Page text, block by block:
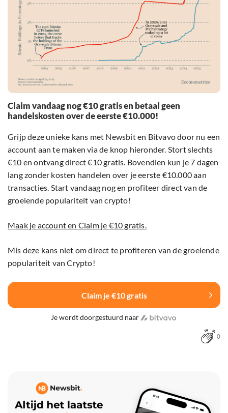
Claim vandaag nog €10 gratis en betaal geen
handelskosten over de eerste €10.000!
Grijp deze unieke kans met Newsbit en Bitvavo door nu een
account aan te maken via de knop hieronder. Stort slechts
€10 en ontvang direct €10 gratis. Bovendien kun je 7 dagen
lang zonder kosten handelen over je eerste €10.000 aan
transacties. Start vandaag nog en profiteer direct van de
groeiende populariteit van crypto!
Maak je account en Claim je €10 gratis.
Mis deze kans niet om direct te profiteren van de groeiende
populariteit van Crypto!
Claim je €10 gratis
Je wordt doorgestuurd naar
0